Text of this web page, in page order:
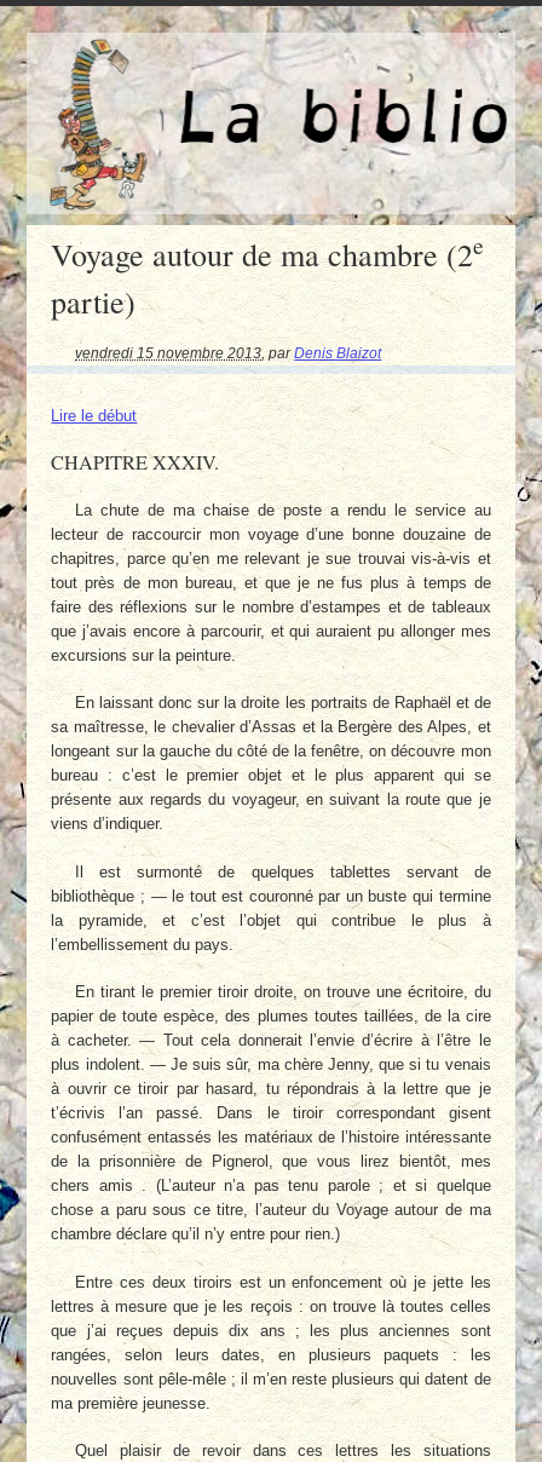
Voyage autour de ma chambre (2e
partie)
vendredi 15 novembre 2013,parDenis Blaizot
Lire le début
CHAPITRE XXXIV.
La chute de ma chaise de poste a rendu le service au
lecteur de raccourcir mon voyage d’une bonne douzaine de
chapitres, parce qu’en me relevant je sue trouvai vis-à-vis et
tout près de mon bureau, et que je ne fus plus à temps de
faire des réflexions sur le nombre d’estampes et de tableaux
que j’avais encore à parcourir, et qui auraient pu allonger mes
excursions sur la peinture.
En laissant donc sur la droite les portraits de Raphaël et de
sa maîtresse, le chevalier d’Assas et la Bergère des Alpes, et
longeant sur la gauche du côté de la fenêtre, on découvre mon
bureau : c’est le premier objet et le plus apparent qui se
présente aux regards du voyageur, en suivant la route que je
viens d’indiquer.
Il est surmonté de quelques tablettes servant de
bibliothèque ; — le tout est couronné par un buste qui termine
la pyramide, et c’est l’objet qui contribue le plus à
l’embellissement du pays.
En tirant le premier tiroir droite, on trouve une écritoire, du
papier de toute espèce, des plumes toutes taillées, de la cire
à cacheter. — Tout cela donnerait l’envie d’écrire à l’être le
plus indolent. — Je suis sûr, ma chère Jenny, que si tu venais
à ouvrir ce tiroir par hasard, tu répondrais à la lettre que je
t’écrivis l’an passé. Dans le tiroir correspondant gisent
confusément entassés les matériaux de l’histoire intéressante
de la prisonnière de Pignerol, que vous lirez bientôt, mes
chers amis . (L’auteur n’a pas tenu parole ; et si quelque
chose a paru sous ce titre, l’auteur du Voyage autour de ma
chambre déclare qu’il n’y entre pour rien.)
Entre ces deux tiroirs est un enfoncement où je jette les
lettres à mesure que je les reçois : on trouve là toutes celles
que j’ai reçues depuis dix ans ; les plus anciennes sont
rangées, selon leurs dates, en plusieurs paquets : les
nouvelles sont pêle-mêle ; il m’en reste plusieurs qui datent de
ma première jeunesse.
Quel plaisir de revoir dans ces lettres les situations